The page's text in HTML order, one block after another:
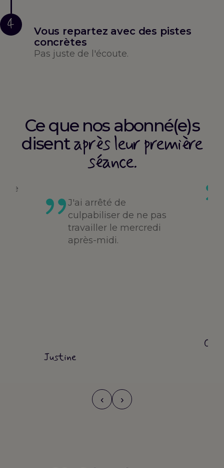
4
Vous repartez avec des pistes
concrètes
Pas juste de l'écoute.
Ce que nos abonné(e)s
disentaprès leur première
séance.
J'ai arrêté de
culpabiliser de ne pas
travailler le mercredi
après-midi.
Justine
‹ ›